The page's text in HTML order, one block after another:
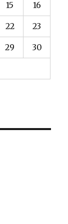
15 16
22 23
29 30